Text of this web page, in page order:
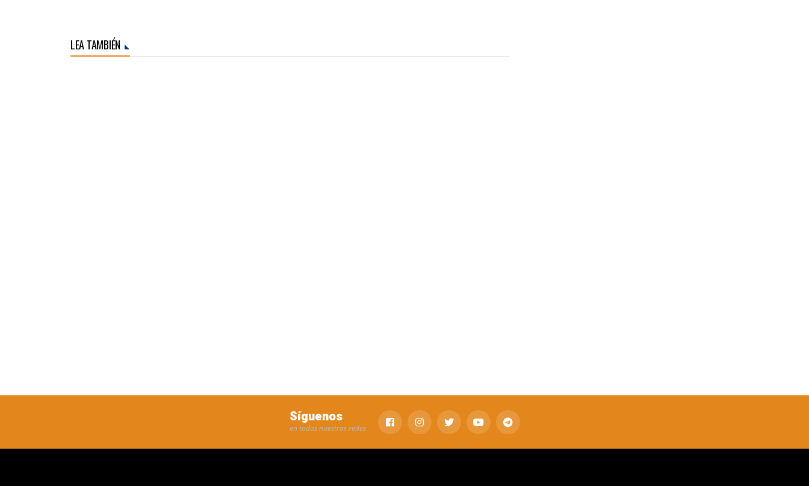
LEA TAMBIÉN
Síguenos
en todas nuestras redes